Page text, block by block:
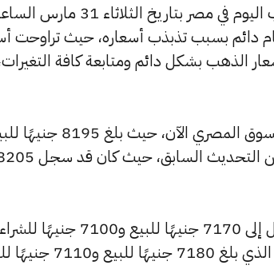
دائم بسبب تذبذب أسعاره، حيث تراوحت
365 بتغطية أسعار الذهب بشكل دائم ومتابعة كافة
جنيهًا للشراء.